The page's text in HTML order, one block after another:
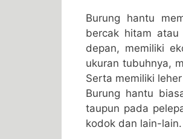
Burung hantu
bercak hitam
depan, memiliki
ukuran tubuhnya,
Serta memiliki
Burung hantu
taupun pada
kodok dan lain-lain.